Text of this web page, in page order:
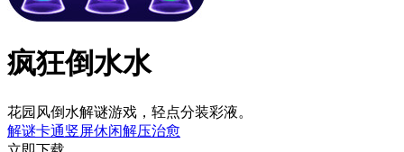
疯狂倒水水
花园风倒水解谜游戏，轻点分装彩液。
解谜卡通竖屏休闲解压治愈